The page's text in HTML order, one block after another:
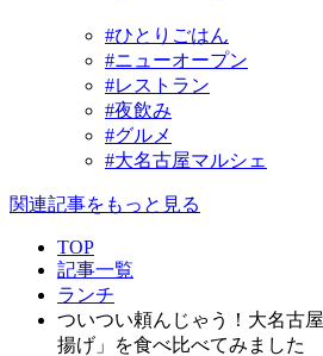
#ひとりごはん
#ニューオープン
#レストラン
#夜飲み
#グルメ
#大名古屋マルシェ
関連記事をもっと見る
TOP
記事一覧
ランチ
ついつい頼んじゃう！大名古
揚げ」を食べ比べてみました